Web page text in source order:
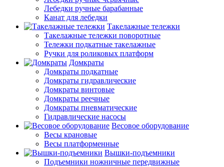
Лебедки ручные барабанные
Канат для лебедки
Такелажные тележки
Такелажные тележки поворотные
Тележки подкатные такелажные
Ручки для роликовых платформ
Домкраты
Домкраты подкатные
Домкраты гидравлические
Домкраты винтовые
Домкраты реечные
Домкраты пневматические
Гидравлические насосы
Весовое оборудование
Весы крановые
Весы платформенные
Вышки-подъемники
Подъемники ножничные передвижные